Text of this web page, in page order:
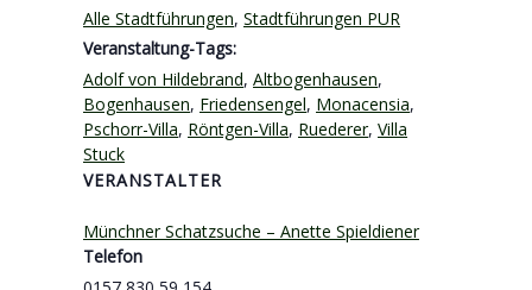
Alle Stadtführungen, Stadtführungen PUR
Veranstaltung-Tags:
Adolf von Hildebrand, Altbogenhausen,
Bogenhausen, Friedensengel, Monacensia,
Pschorr-Villa, Röntgen-Villa, Ruederer, Villa
Stuck
VERANSTALTER
Münchner Schatzsuche – Anette Spieldiener
Telefon